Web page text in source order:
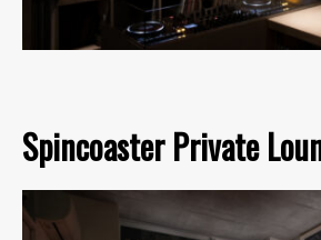
Spincoaster Private